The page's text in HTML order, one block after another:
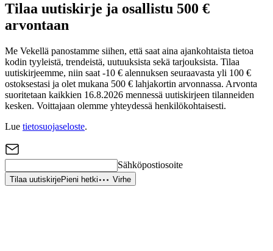
Tilaa uutiskirje ja osallistu 500 €
arvontaan
Me Vekellä panostamme siihen, että saat aina ajankohtaista tietoa
kodin tyyleistä, trendeistä, uutuuksista sekä tarjouksista. Tilaa
uutiskirjeemme, niin saat -10 € alennuksen seuraavasta yli 100 €
ostoksestasi ja olet mukana 500 € lahjakortin arvonnassa. Arvonta
suoritetaan kaikkien 16.8.2026 mennessä uutiskirjeen tilanneiden
kesken. Voittajaan olemme yhteydessä henkilökohtaisesti.
Lue tietosuojaseloste.
Sähköpostiosoite
Tilaa uutiskirjePieni hetki Virhe